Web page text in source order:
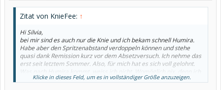
Zitat von KnieFee: ↑
Hi Silvia,
bei mir sind es auch nur die Knie und ich bekam schnell Humira.
Habe aber den Spritzenabstand verdoppeln können und stehe
quasi dank Remission kurz vor dem Absetzversuch. Ich nehme das
erst seit letztem Sommer. Also, für mich hat es sich voll gelohnt.
Was nach Humira kommt, weiss ich nicht. Womöglich nix, denn ich
bin auch Mal 7Jahre ohne alles gewesen - auch ohne Schmerzen.
Klicke in dieses Feld, um es in vollständiger Größe anzuzeigen.